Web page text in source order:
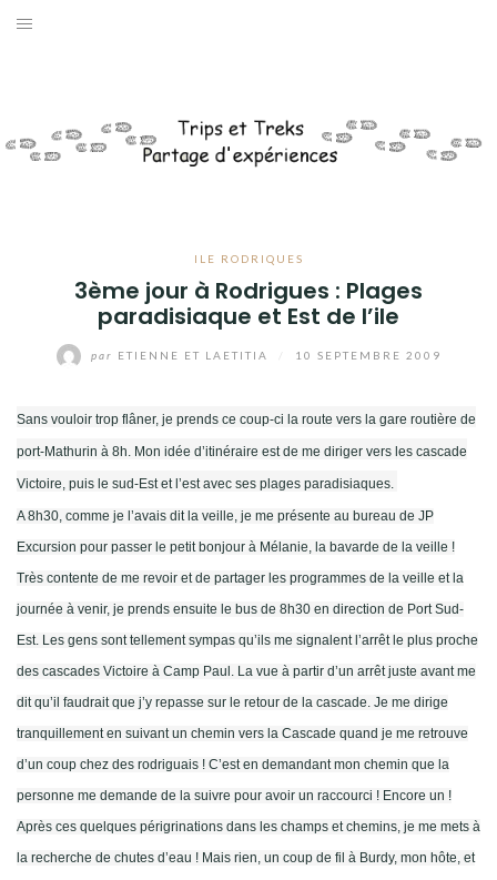
Aller
ILE RODRIQUES
3ème jour à Rodrigues : Plages
paradisiaque et Est de l’ile
par ETIENNE ET LAETITIA 10 SEPTEMBRE 2009
Sans vouloir trop flâner, je prends ce coup-ci la route vers la gare routière de
port-Mathurin à 8h. Mon idée d’itinéraire est de me diriger vers les cascade
Victoire, puis le sud-Est et l’est avec ses plages paradisiaques.
A 8h30, comme je l’avais dit la veille, je me présente au bureau de JP
Excursion pour passer le petit bonjour à Mélanie, la bavarde de la veille !
Très contente de me revoir et de partager les programmes de la veille et la
journée à venir, je prends ensuite le bus de 8h30 en direction de Port Sud-
Est. Les gens sont tellement sympas qu’ils me signalent l’arrêt le plus proche
des cascades Victoire à Camp Paul. La vue à partir d’un arrêt juste avant me
dit qu’il faudrait que j’y repasse sur le retour de la cascade. Je me dirige
tranquillement en suivant un chemin vers la Cascade quand je me retrouve
d’un coup chez des rodriguais ! C’est en demandant mon chemin que la
personne me demande de la suivre pour avoir un raccourci ! Encore un !
Après ces quelques périgrinations dans les champs et chemins, je me mets à
la recherche de chutes d’eau ! Mais rien, un coup de fil à Burdy, mon hôte, et
ASIE
ANTARCTIQUE
QUI SOMMES-NOUS ?